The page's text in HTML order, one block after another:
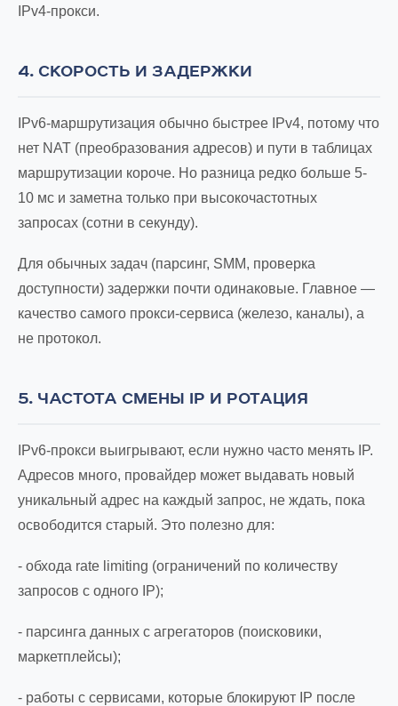
IPv4-прокси.
4. СКОРОСТЬ И ЗАДЕРЖКИ
IPv6-маршрутизация обычно быстрее IPv4, потому что
нет NAT (преобразования адресов) и пути в таблицах
маршрутизации короче. Но разница редко больше 5-
10 мс и заметна только при высокочастотных
запросах (сотни в секунду).
Для обычных задач (парсинг, SMM, проверка
доступности) задержки почти одинаковые. Главное —
качество самого прокси-сервиса (железо, каналы), а
не протокол.
5. ЧАСТОТА СМЕНЫ IP И РОТАЦИЯ
IPv6-прокси выигрывают, если нужно часто менять IP.
Адресов много, провайдер может выдавать новый
уникальный адрес на каждый запрос, не ждать, пока
освободится старый. Это полезно для:
- обхода rate limiting (ограничений по количеству
запросов с одного IP);
- парсинга данных с агрегаторов (поисковики,
маркетплейсы);
- работы с сервисами, которые блокируют IP после